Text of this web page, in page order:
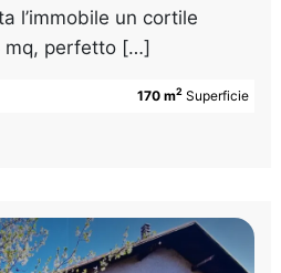
l’immobile un cortile
mq, perfetto […]
170 m2 Superficie